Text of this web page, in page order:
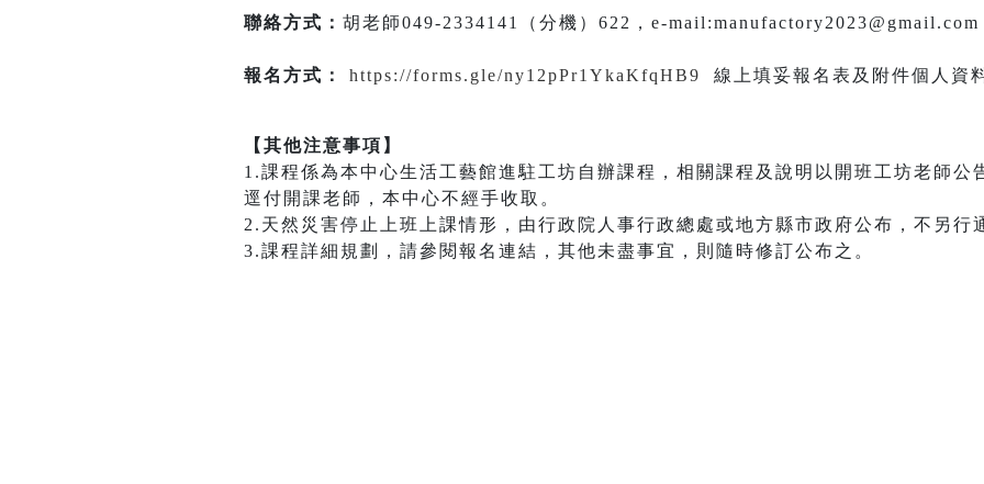
聯絡方式： 胡老師049-2334141（分機）622，e-
報名方式： https://forms.gle/ny12pPr1YkaKfqHB9 線上填妥報名表及附件個人資
【其他注意事項】
1.課程係為本中心生活工藝館進駐工坊自辦課程，相關課程及說明以開班工坊老師公
逕付開課老師，本中心不經手收取。
2.天然災害停止上班上課情形，由行政院人事行政總處或地方縣市政府公布，不另行
3.課程詳細規劃，請參閱報名連結，其他未盡事宜，則隨時修訂公布之。